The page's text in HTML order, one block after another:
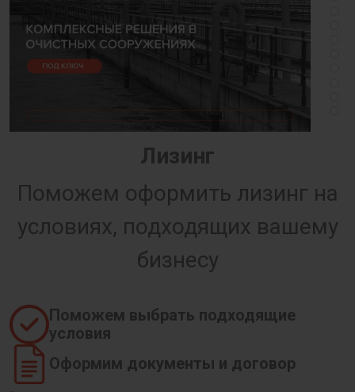
Лизинг
Поможем оформить лизинг на
условиях, подходящих вашему
бизнесу
Поможем выбрать подходящие
условия
Оформим документы и договор